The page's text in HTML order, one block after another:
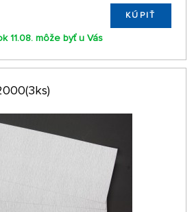
KÚPIŤ
11.08. môže byť u Vás